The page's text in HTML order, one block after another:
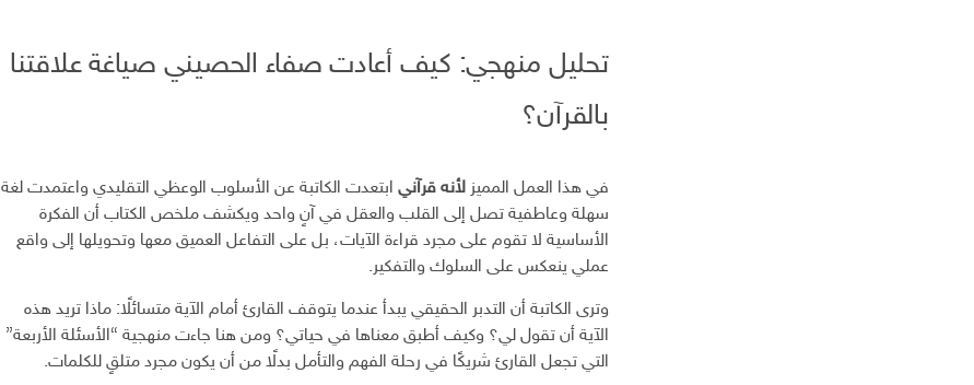
تحليل منهجي: كيف أعادت صفاء الحصيني صياغة علاقتنا
بالقرآن؟
في هذا العمل المميز لأنه قرآني ابتعدت الكاتبة عن الأسلوب الوعظي التقليدي واعتمدت لغة
سهلة وعاطفية تصل إلى القلب والعقل في آنٍ واحد ويكشف ملخص الكتاب أن الفكرة
الأساسية لا تقوم على مجرد قراءة الآيات، بل على التفاعل العميق معها وتحويلها إلى واقع
عملي ينعكس على السلوك والتفكير.
وترى الكاتبة أن التدبر الحقيقي يبدأ عندما يتوقف القارئ أمام الآية متسائلًا: ماذا تريد هذه
الآية أن تقول لي؟ وكيف أطبق معناها في حياتي؟ ومن هنا جاءت منهجية “الأسئلة الأربعة”
التي تجعل القارئ شريكًا في رحلة الفهم والتأمل بدلًا من أن يكون مجرد متلقٍ للكلمات.